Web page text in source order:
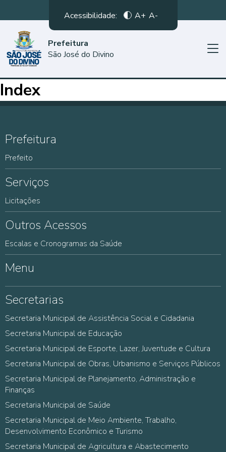
Acessibilidade: A+ A-
Prefeitura
São José do Divino
Index
Prefeitura
Prefeito
Serviços
Licitações
Outros Acessos
Escalas e Cronogramas da Saúde
Menu
Secretarias
Secretaria Municipal de Assistência Social e Cidadania
Secretaria Municipal de Educação
Secretaria Municipal de Esporte, Lazer, Juventude e Cultura
Secretaria Municipal de Obras, Urbanismo e Serviços Públicos
Secretaria Municipal de Planejamento, Administração e
Finanças
Secretaria Municipal de Saúde
Secretaria Municipal de Meio Ambiente, Trabalho,
Desenvolvimento Econômico e Turismo
Secretaria Municipal de Agricultura e Abastecimento